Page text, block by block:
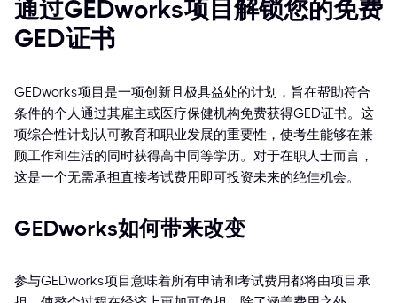
通过GEDworks项目解锁您的免费
GED证书
GEDworks项目是一项创新且极具益处的计划，旨在帮助符合
条件的个人通过其雇主或医疗保健机构免费获得GED证书。这
项综合性计划认可教育和职业发展的重要性，使考生能够在兼
顾工作和生活的同时获得高中同等学历。对于在职人士而言，
这是一个无需承担直接考试费用即可投资未来的绝佳机会。
GEDworks如何带来改变
参与GEDworks项目意味着所有申请和考试费用都将由项目承